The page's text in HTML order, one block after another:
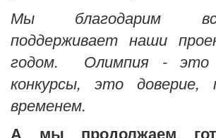
Мы благодарим
поддерживает наши
годом. Олимпия - это
конкурсы, это доверие,
временем.
А мы продолжаем